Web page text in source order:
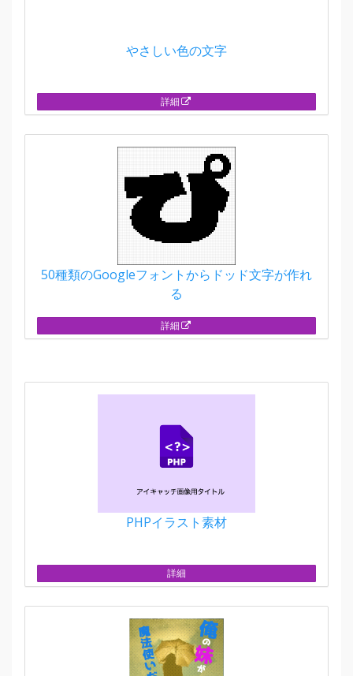
やさしい色の文字
詳細
50種類のGoogleフォントからドッド文字が作れ
る
詳細
PHPイラスト素材
詳細